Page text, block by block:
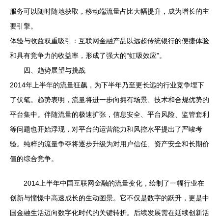
服务可以随时随地获取，移动端流量占比大幅提升，成为增长的主
要引擎。
体验与收益双重吸引：互联网金融产品以远超传统银行的便捷体验
和具有竞争力的收益率，形成了强大的“虹吸效应”。
四、趋势展望与挑战
2014年上半年的流量狂飙，为下半年乃至更长远的行业竞争埋下
了伏笔。趋势表明，流量将进一步向拥有场景、技术和合规优势的
平台集中。伴随流量的极速扩张，信息安全、平台风险、监管套利
等问题也开始浮现，对平台的运营能力和风控水平提出了严峻考
验。纯粹的流量争夺将逐步升级为对用户信任、资产安全和长期价
值的综合竞争。
2014上半年中国互联网金融的流量变化，绘制了一幅行业在
创新与憧憬中高速成长的生动图景。它不仅是数字的跃升，更是中
国金融生活迈向数字化时代的关键转折。后续发展需在延续创新活